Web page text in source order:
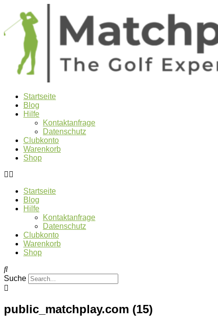
Startseite
Blog
Hilfe
Kontaktanfrage
Datenschutz
Clubkonto
Warenkorb
Shop
Startseite
Blog
Hilfe
Kontaktanfrage
Datenschutz
Clubkonto
Warenkorb
Shop
Suche
public_matchplay.com (15)